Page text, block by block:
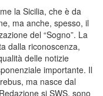
la Sicilia, che è da
ma anche, spesso, il
del “Sogno”. La
dalla riconoscenza,
delle notizie
importante. Il
ma nasce dal
si SWS, sono